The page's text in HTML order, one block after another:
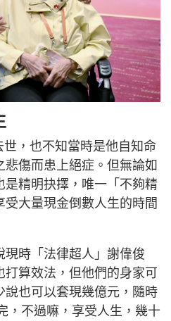
，也不知當時是他自知命
傷而患上絕症。但無論如
是精明抉擇，唯一「不夠精
大量現金倒數人生的時間
現時「法律超人」謝偉俊
打算效法，但他們的身家可
說也可以套現幾億元，隨時
，不過嘛，享受人生，幾十